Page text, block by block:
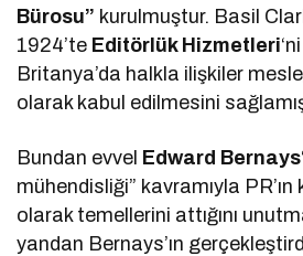
Bürosu” kurulmuştur. Basil
1924’te Editörlük Hizmetleri
Britanya’da halkla ilişkiler
olarak kabul edilmesini
Bundan evvel Edward Bernays
mühendisliği” kavramıyla
olarak temellerini attığını
yandan Bernays’ın